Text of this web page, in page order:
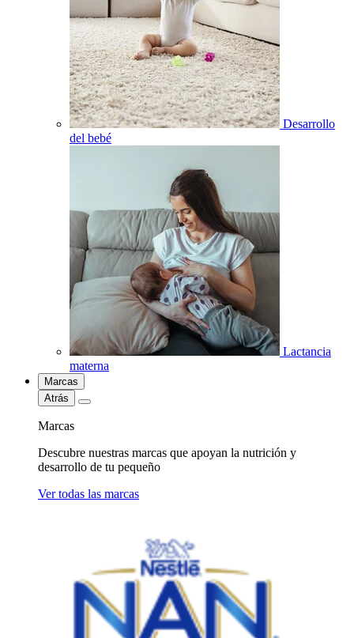
Desarrollo
del bebé
Lactancia
materna
Marcas
Atrás
Marcas
Descubre nuestras marcas que apoyan la nutrición y
desarrollo de tu pequeño
Ver todas las marcas